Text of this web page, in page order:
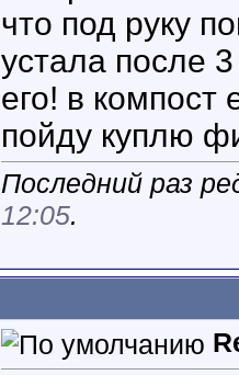
что под руку
устала после
его! в компост
пойду куплю
Последний раз
12:05.